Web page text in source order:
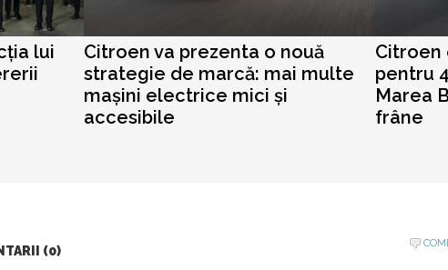
lui
Citroen va prezenta o nouă
strategie de marcă: mai multe
mașini electrice mici și
accesibile
Citroen
pentru
Marea
frâne
(0)